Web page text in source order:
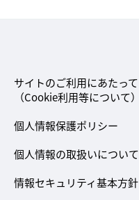
サイトのご利用にあたって
（Cookie利用等について）
個人情報保護ポリシー
個人情報の取扱いについて
情報セキュリティ基本方針